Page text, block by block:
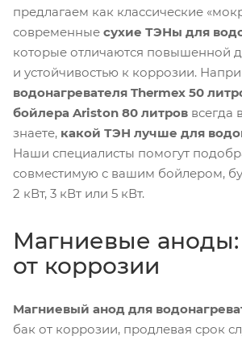
предлагаем как классические
современные сухие ТЭНы для
которые отличаются повышенной
и устойчивостью к коррозии.
водонагревателя Thermex 50
бойлера Ariston 80 литров всегда
знаете, какой ТЭН лучше для
Наши специалисты помогут
совместимую с вашим бойлером,
2 кВт, 3 кВт или 5 кВт.
Магниевые аноды:
от коррозии
Магниевый анод для
бак от коррозии, продлевая срок